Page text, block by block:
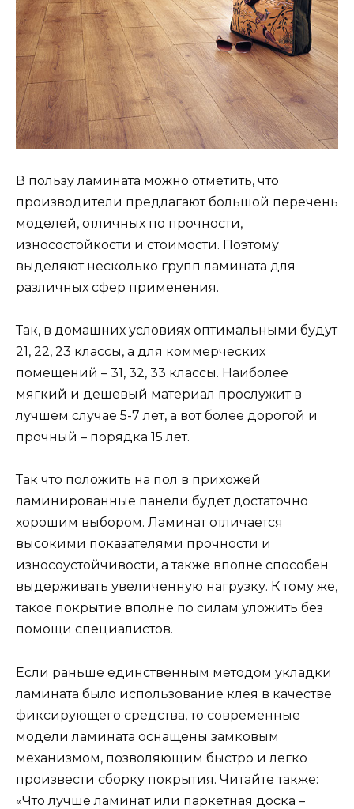
В пользу ламината можно отметить, что
производители предлагают большой перечень
моделей, отличных по прочности,
износостойкости и стоимости. Поэтому
выделяют несколько групп ламината для
различных сфер применения.
Так, в домашних условиях оптимальными будут
21, 22, 23 классы, а для коммерческих
помещений – 31, 32, 33 классы. Наиболее
мягкий и дешевый материал прослужит в
лучшем случае 5-7 лет, а вот более дорогой и
прочный – порядка 15 лет.
Так что положить на пол в прихожей
ламинированные панели будет достаточно
хорошим выбором. Ламинат отличается
высокими показателями прочности и
износоустойчивости, а также вполне способен
выдерживать увеличенную нагрузку. К тому же,
такое покрытие вполне по силам уложить без
помощи специалистов.
Если раньше единственным методом укладки
ламината было использование клея в качестве
фиксирующего средства, то современные
модели ламината оснащены замковым
механизмом, позволяющим быстро и легко
произвести сборку покрытия. Читайте также:
«Что лучше ламинат или паркетная доска –